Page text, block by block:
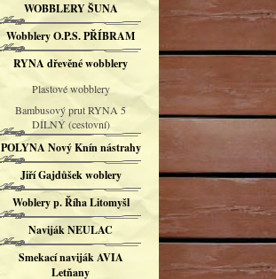
WOBBLERY ŠUNA
Wobblery O.P.S. PŘÍBRAM
RYNA dřevěné wobblery
Plastové wobblery
Bambusový prut RYNA 5
DÍLNÝ (cestovní)
POLYNA Nový Knín nástrahy
Jiří Gajdůšek woblery
Woblery p. Říha Litomyšl
Naviják NEULAC
Smekací naviják AVIA
Letňany